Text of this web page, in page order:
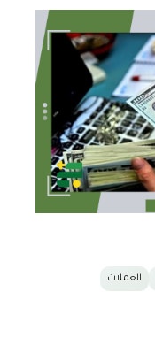
العملات